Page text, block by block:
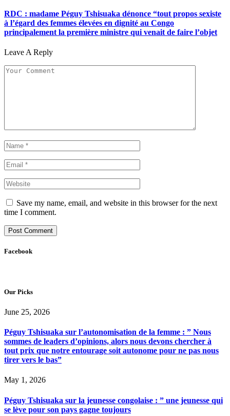
RDC : madame Péguy Tshisuaka dénonce “tout propos sexiste
à l’égard des femmes élevées en dignité au Congo
principalement la première ministre qui venait de faire l’objet
Leave A Reply
Save my name, email, and website in this browser for the next
time I comment.
Facebook
Our Picks
June 25, 2026
Péguy Tshisuaka sur l’autonomisation de la femme : ” Nous
sommes de leaders d’opinions, alors nous devons chercher à
tout prix que notre entourage soit autonome pour ne pas nous
tirer vers le bas”
May 1, 2026
Péguy Tshisuaka sur la jeunesse congolaise : ” une jeunesse qui
se lève pour son pays gagne toujours